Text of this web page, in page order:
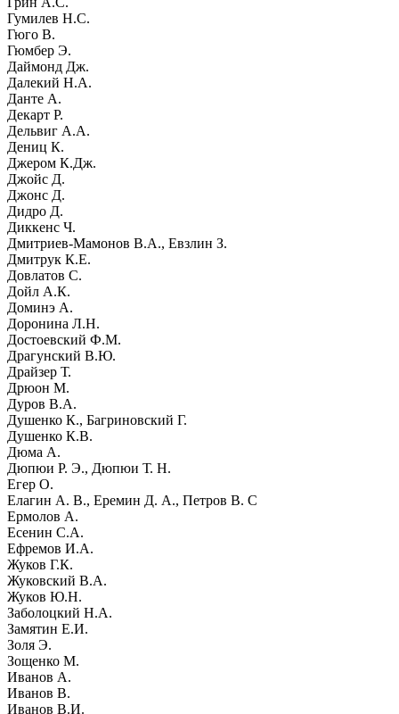
Гумилев Н.С.
Гюго В.
Гюмбер Э.
Даймонд Дж.
Далекий Н.А.
Данте А.
Декарт Р.
Дельвиг А.А.
Дениц К.
Джером К.Дж.
Джойс Д.
Джонс Д.
Дидро Д.
Диккенс Ч.
Дмитриев-Мамонов В.А., Евзлин З.
Дмитрук К.Е.
Довлатов С.
Дойл А.К.
Доминэ А.
Доронина Л.Н.
Достоевский Ф.М.
Драгунский В.Ю.
Драйзер Т.
Дрюон М.
Дуров В.А.
Душенко К., Багриновский Г.
Душенко К.В.
Дюма А.
Дюпюи Р. Э., Дюпюи Т. Н.
Егер О.
Елагин А. В., Еремин Д. А., Петров В. С
Ермолов А.
Есенин С.А.
Ефремов И.А.
Жуков Г.К.
Жуковский В.А.
Жуков Ю.Н.
Заболоцкий Н.А.
Замятин Е.И.
Золя Э.
Зощенко М.
Иванов А.
Иванов В.
Иванов В.И.